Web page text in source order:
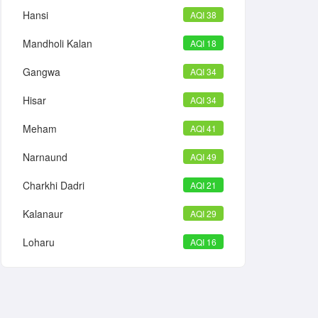
Hansi AQI 38
Mandholi Kalan AQI 18
Gangwa AQI 34
Hisar AQI 34
Meham AQI 41
Narnaund AQI 49
Charkhi Dadri AQI 21
Kalanaur AQI 29
Loharu AQI 16